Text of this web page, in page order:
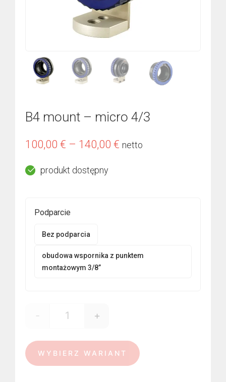
B4 mount – micro 4/3
100,00 € – 140,00 € Zakres
netto
produkt dostępny
Podparcie
Bez podparcia
obudowa wspornika z punktem
montażowym 3/8”
ilość B4 mount - micro 4/3
- +
WYBIERZ WARIANT